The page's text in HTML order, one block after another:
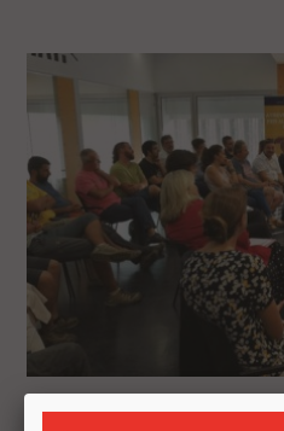
EMPRESARIS I